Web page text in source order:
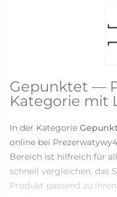
Gepunktet —
Kategorie mit
In der Kategorie
online bei
Bereich ist hilfreich für
schnell vergleichen, das
Produkt passend zu